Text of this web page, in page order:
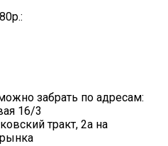
забрать по адресам:
16/3
тракт, 2а на
рынка